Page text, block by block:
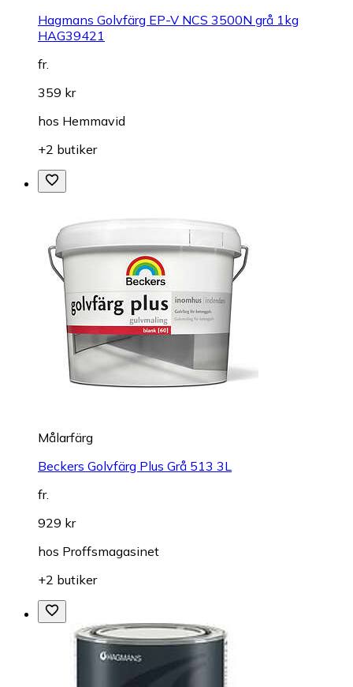
Hagmans Golvfärg EP-V NCS 3500N grå 1kg
HAG39421
fr.
359 kr
hos Hemmavid
+2 butiker
Målarfärg
Beckers Golvfärg Plus Grå 513 3L
fr.
929 kr
hos Proffsmagasinet
+2 butiker